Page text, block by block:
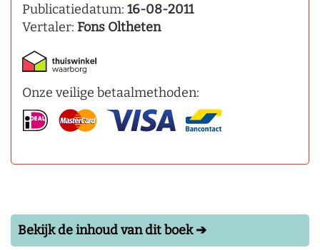
Publicatiedatum: 16-08-2011
Vertaler: Fons Oltheten
Onze veilige betaalmethoden:
Bekijk de inhoud van dit boek ➔